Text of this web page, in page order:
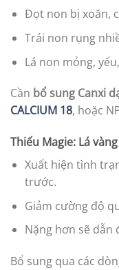
Đọt non bị xoăn,
Trái non rụng
Lá non mỏng,
Cần bổ sung Canxi
CALCIUM 18, hoặc
Thiếu Magie: Lá
Xuất hiện tình
trước.
Giảm cường độ
Nặng hơn sẽ dẫn
Bổ sung qua các